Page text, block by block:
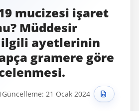
mucizesi işaret
Müddesir
ayetlerinin
gramere göre
Güncelleme: 21 Ocak 2024